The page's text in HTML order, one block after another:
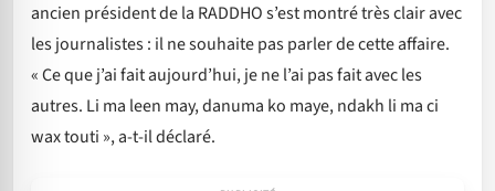
ancien président de la RADDHO s’est montré très clair avec
les journalistes : il ne souhaite pas parler de cette affaire.
« Ce que j’ai fait aujourd’hui, je ne l’ai pas fait avec les
autres. Li ma leen may, danuma ko maye, ndakh li ma ci
wax touti », a-t-il déclaré.